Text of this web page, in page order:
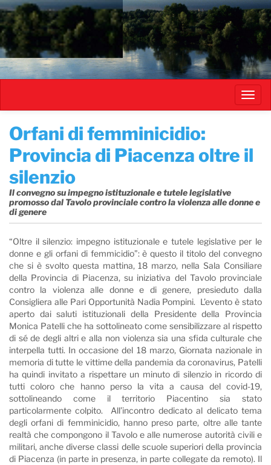
Salta
al
contenuto
principale
Orfani di femminicidio:
Provincia di Piacenza oltre il
silenzio
Il convegno su impegno istituzionale e tutele legislative
promosso dal Tavolo provinciale contro la violenza alle donne e
di genere
“Oltre il silenzio: impegno istituzionale e tutele legislative per le
donne e gli orfani di femmicidio”: è questo il titolo del convegno
che si è svolto questa mattina, 18 marzo, nella Sala Consiliare
della Provincia di Piacenza, su iniziativa del Tavolo provinciale
contro la violenza alle donne e di genere, presieduto dalla
Consigliera alle Pari Opportunità Nadia Pompini. L’evento è stato
aperto dai saluti istituzionali della Presidente della Provincia
Monica Patelli che ha sottolineato come sensibilizzare al rispetto
di sé de degli altri e alla non violenza sia una sfida culturale che
interpella tutti. In occasione del 18 marzo, Giornata nazionale in
memoria di tutte le vittime della pandemia da coronavirus, Patelli
ha quindi invitato a rispettare un minuto di silenzio in ricordo di
tutti coloro che hanno perso la vita a causa del covid-19,
sottolineando come il territorio Piacentino sia stato
particolarmente colpito. All’incontro dedicato al delicato tema
degli orfani di femminicidio, hanno preso parte, oltre alle tante
realtà che compongono il Tavolo e alle numerose autorità civili e
militari, anche diverse classi delle scuole superiori della provincia
di Piacenza (in parte in presenza, in parte collegate da remoto). Il